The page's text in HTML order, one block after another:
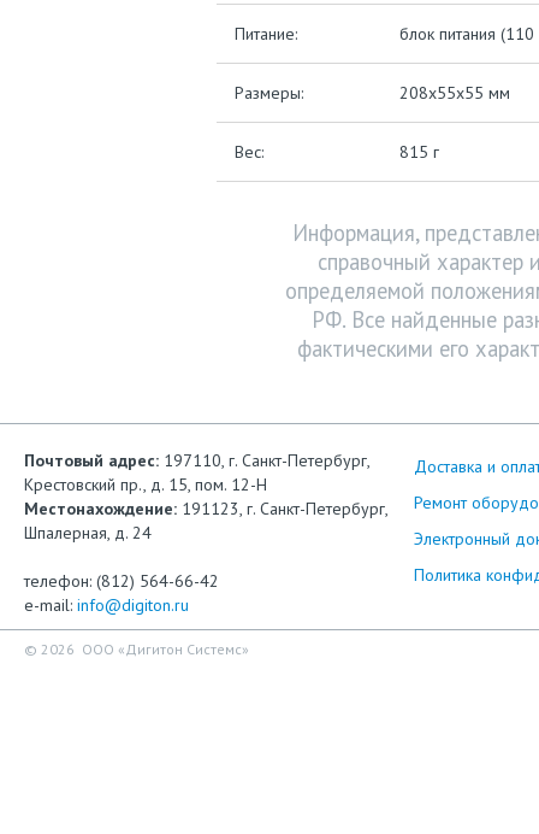
Питание: блок питания
Размеры: 208х55х55 мм
Вес: 815 г
Информация,
справочный характер
определяемой
РФ. Все найденные
фактическими его
Почтовый адрес: 197110, г. Санкт-Петербург,
Крестовский пр., д. 15, пом. 12-Н
Местонахождение: 191123, г. Санкт-Петербург,
Шпалерная, д. 24
телефон: (812) 564-66-42
e-mail: info@digiton.ru
Доставка и
Ремонт
Электронный
Политика
© 2026 ООО «Дигитон Системс»